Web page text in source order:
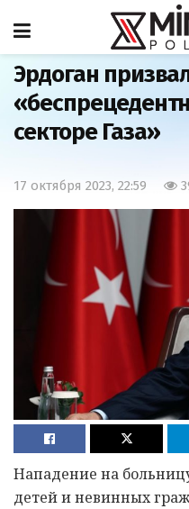
Главная
Эрдоган
секторе Газа»
17 октября 2023, 22:59
Нападение на
детей и невинных